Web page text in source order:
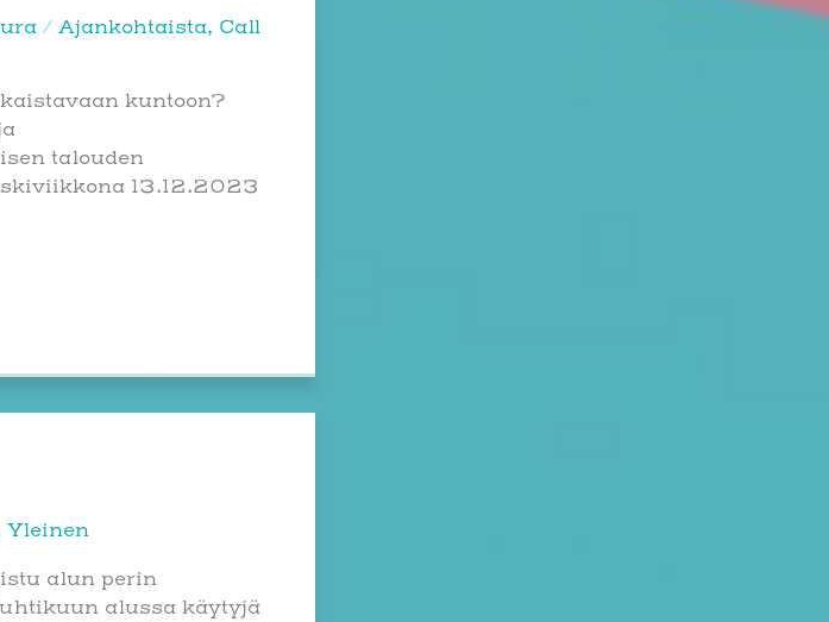
/ Ajankohtaista, Call
kuntoon?
talouden
13.12.2023
Yleinen
alun perin
alussa käytyjä